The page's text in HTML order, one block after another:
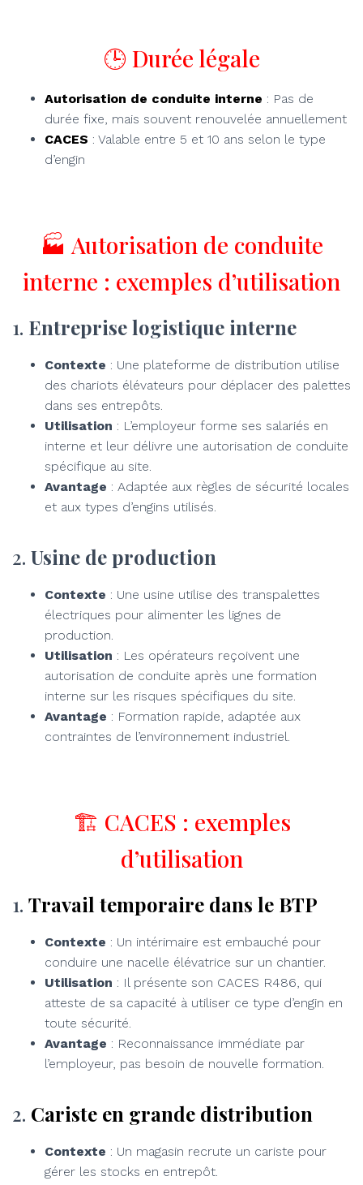
🕒 Durée légale
Autorisation de conduite interne : Pas de
durée fixe, mais souvent renouvelée annuellement
CACES : Valable entre 5 et 10 ans selon le type
d’engin
🏭 Autorisation de conduite
interne : exemples d’utilisation
1. Entreprise logistique interne
Contexte : Une plateforme de distribution utilise
des chariots élévateurs pour déplacer des palettes
dans ses entrepôts.
Utilisation : L’employeur forme ses salariés en
interne et leur délivre une autorisation de conduite
spécifique au site.
Avantage : Adaptée aux règles de sécurité locales
et aux types d’engins utilisés.
2. Usine de production
Contexte : Une usine utilise des transpalettes
électriques pour alimenter les lignes de
production.
Utilisation : Les opérateurs reçoivent une
autorisation de conduite après une formation
interne sur les risques spécifiques du site.
Avantage : Formation rapide, adaptée aux
contraintes de l’environnement industriel.
🏗️ CACES : exemples
d’utilisation
1. Travail temporaire dans le BTP
Contexte : Un intérimaire est embauché pour
conduire une nacelle élévatrice sur un chantier.
Utilisation : Il présente son CACES R486, qui
atteste de sa capacité à utiliser ce type d’engin en
toute sécurité.
Avantage : Reconnaissance immédiate par
l’employeur, pas besoin de nouvelle formation.
2. Cariste en grande distribution
Contexte : Un magasin recrute un cariste pour
gérer les stocks en entrepôt.